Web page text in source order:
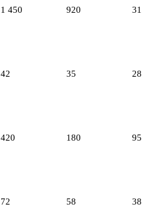
1 450 920 310
42 35 28
420 180 95
72 58 38